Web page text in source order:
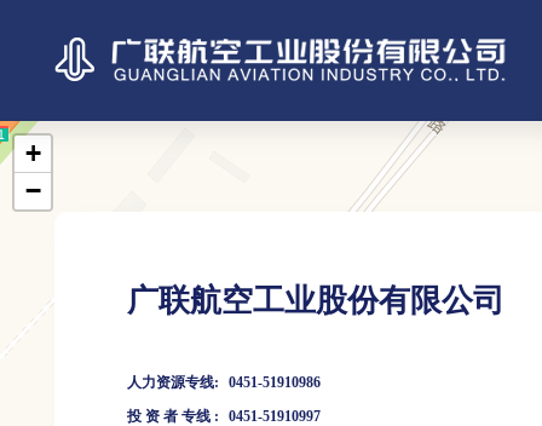
广联航空工业股份有限公司
人力资源专线:
0451-51910986
投 资 者 专线 :
0451-51910997